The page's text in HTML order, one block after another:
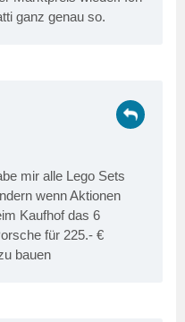
ganz genau so.
mir alle Lego Sets
wenn Aktionen
Kaufhof das 6
für 225.- €
bauen